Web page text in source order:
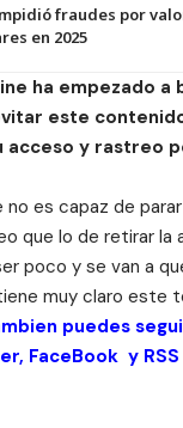
fraudes por
en 2025
ha empezado a
este
acceso y rastreo
no es capaz de
que lo de retirar la
poco y se van a
muy claro este
puedes
, FaceBook y RSS